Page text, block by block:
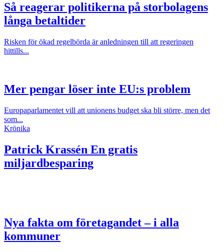
Så reagerar politikerna på storbolagens
långa betaltider
Risken för ökad regelbörda är anledningen till att regeringen
hittills...
Mer pengar löser inte EU:s problem
Europaparlamentet vill att unionens budget ska bli större, men det
som...
Krönika
Patrick Krassén En gratis
miljardbesparing
Nya fakta om företagandet – i alla
kommuner